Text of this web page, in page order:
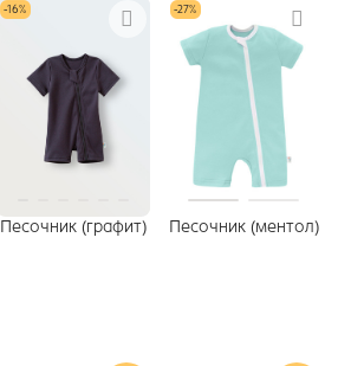
-16%
Песочник (графит)
-27%
Песочник (ментол)